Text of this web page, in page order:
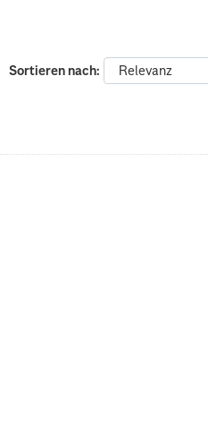
Sortieren nach